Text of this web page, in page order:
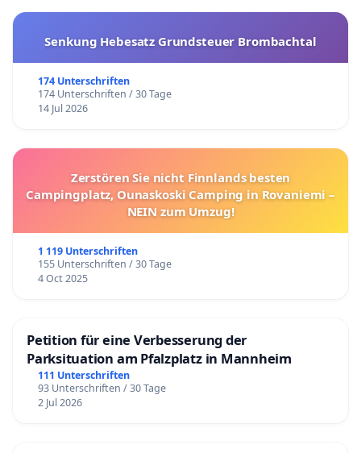
Senkung Hebesatz Grundsteuer Brombachtal
174 Unterschriften
174 Unterschriften / 30 Tage
14 Jul 2026
Zerstören Sie nicht Finnlands besten
Campingplatz, Ounaskoski Camping in Rovaniemi –
NEIN zum Umzug!
1 119 Unterschriften
155 Unterschriften / 30 Tage
4 Oct 2025
Petition für eine Verbesserung der
Parksituation am Pfalzplatz in Mannheim
111 Unterschriften
93 Unterschriften / 30 Tage
2 Jul 2026